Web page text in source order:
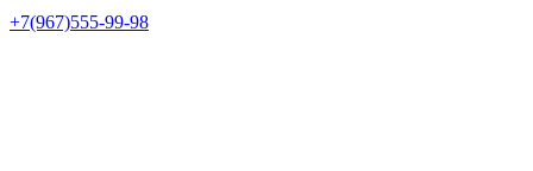
+7(967)555-99-98